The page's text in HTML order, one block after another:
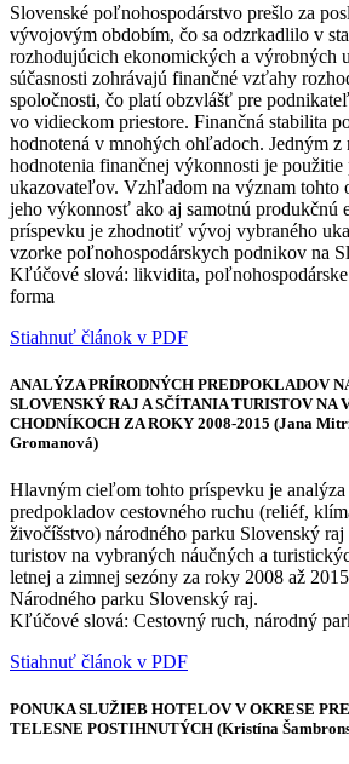
Slovenské poľnohospodárstvo prešlo za
vývojovým obdobím, čo sa odzrkadlilo v
rozhodujúcich ekonomických a výrobných
súčasnosti zohrávajú finančné vzťahy
spoločnosti, čo platí obzvlášť pre
vo vidieckom priestore. Finančná stabilita
hodnotená v mnohých ohľadoch. Jedným z
hodnotenia finančnej výkonnosti je
ukazovateľov. Vzhľadom na význam tohto
jeho výkonnosť ako aj samotnú
príspevku je zhodnotiť vývoj vybraného
vzorke poľnohospodárskych podnikov na
Kľúčové slová: likvidita,
forma
Stiahnuť článok v PDF
ANALÝZA PRÍRODNÝCH PREDPOKLADOV
SLOVENSKÝ RAJ A SČÍTANIA TURISTOV NA
CHODNÍKOCH ZA ROKY 2008-2015 (Jana
Gromanová)
Hlavným cieľom tohto príspevku je
predpokladov cestovného ruchu (reliéf,
živočíšstvo) národného parku Slovenský raj
turistov na vybraných náučných a
letnej a zimnej sezóny za roky 2008 až
Národného parku Slovenský raj.
Kľúčové slová: Cestovný ruch, národný
Stiahnuť článok v PDF
PONUKA SLUŽIEB HOTELOV V OKRESE
TELESNE POSTIHNUTÝCH (Kristína